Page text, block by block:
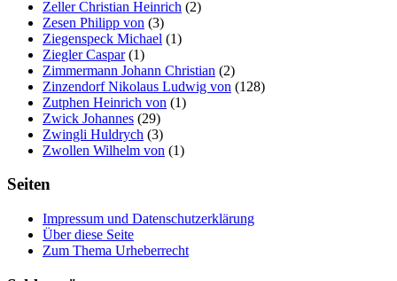
Zeller Christian Heinrich (2)
Zesen Philipp von (3)
Ziegenspeck Michael (1)
Ziegler Caspar(1)
Zimmermann Johann Christian (2)
Zinzendorf Nikolaus Ludwig von (128)
Zutphen Heinrich von (1)
Zwick Johannes (29)
Zwingli Huldrych (3)
Zwollen Wilhelm von (1)
Seiten
Impressum und Datenschutzerklärung
Über diese Seite
Zum Thema Urheberrecht